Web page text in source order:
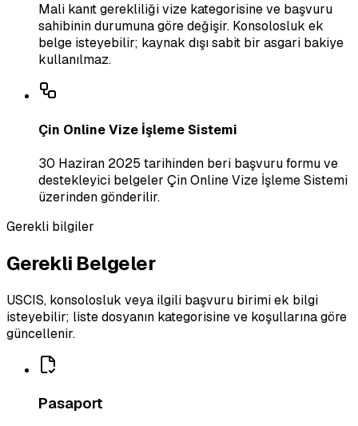
Mali kanıt gerekliliği vize kategorisine ve başvuru
sahibinin durumuna göre değişir. Konsolosluk ek
belge isteyebilir; kaynak dışı sabit bir asgari bakiye
kullanılmaz.
Çin Online Vize İşleme Sistemi
30 Haziran 2025 tarihinden beri başvuru formu ve
destekleyici belgeler Çin Online Vize İşleme Sistemi
üzerinden gönderilir.
Gerekli bilgiler
Gerekli Belgeler
USCIS, konsolosluk veya ilgili başvuru birimi ek bilgi
isteyebilir; liste dosyanın kategorisine ve koşullarına göre
güncellenir.
Pasaport